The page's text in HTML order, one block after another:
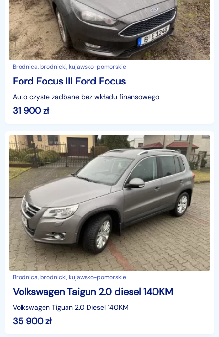
Brodnica, brodnicki, kujawsko-pomorskie
Ford Focus III Ford Focus
Auto czyste zadbane bez wkładu finansowego
31 900zł
Brodnica, brodnicki, kujawsko-pomorskie
Volkswagen Taigun 2.0 diesel 140KM
Volkswagen Tiguan 2.0 Diesel 140KM
35 900zł